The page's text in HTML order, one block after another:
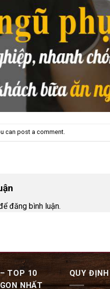
can post a comment
đăng bình luận.
TOP 10
NHẤT
QUY